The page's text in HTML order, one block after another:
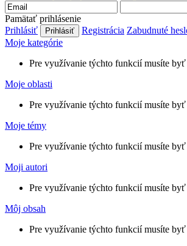
Pamätať prihlásenie
Prihlásiť
Registrácia Zabudnuté
Moje kategórie
Pre využívanie týchto funkcií musíte
Moje oblasti
Pre využívanie týchto funkcií musíte
Moje témy
Pre využívanie týchto funkcií musíte
Moji autori
Pre využívanie týchto funkcií musíte
Môj obsah
Pre využívanie týchto funkcií musíte